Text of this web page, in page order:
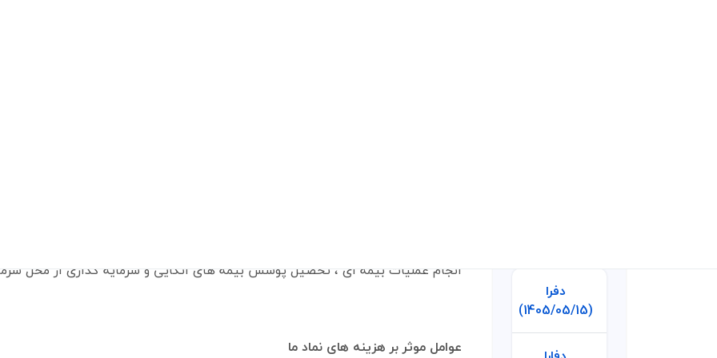
دفرا
(1405/05/15)
افزایش نرخ دلار بصورت غیر مستقیم منجر به رشد
پروانه فعالیت خود را به عنوان هجدهمین شرکت بیمه ای در سرزمین اصلی و
انجام عملیات بیمه ای ، تحصیل پوشش بیمه های اتکایى و سرمایه گذاری از محل
عوامل موثر بر هزینه های نماد ما